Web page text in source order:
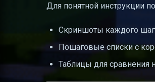
Для понятной инструкции
Скриншоты каждого
Пошаговые списки с
Таблицы для сравнения